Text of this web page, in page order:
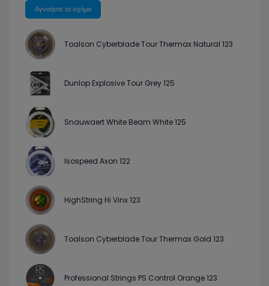
Αγνοήστε το σχήμα
Toalson Cyberblade Tour Thermax Natural 123
Dunlop Explosive Tour Grey 125
Snauwaert White Beam White 125
Isospeed Axon 122
HighString Hi Vinx 123
Toalson Cyberblade Tour Thermax Gold 123
Professional Strings PS Control Orange 123